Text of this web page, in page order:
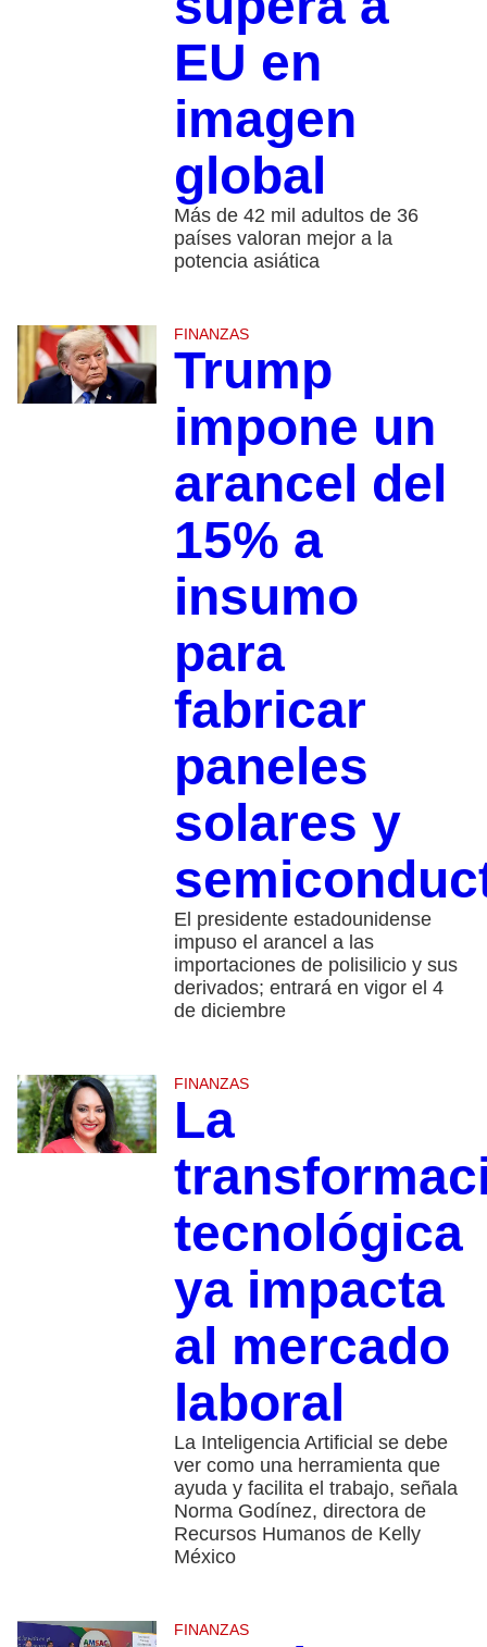
EU en
imagen
global
Más de 42 mil adultos de 36
países valoran mejor a la
potencia asiática
FINANZAS
Trump
impone un
arancel del
15% a
insumo
para
fabricar
paneles
solares y
El presidente estadounidense
impuso el arancel a las
importaciones de polisilicio y sus
derivados; entrará en vigor el 4
de diciembre
FINANZAS
La
tecnológica
ya impacta
al mercado
laboral
La Inteligencia Artificial se debe
ver como una herramienta que
ayuda y facilita el trabajo, señala
Norma Godínez, directora de
Recursos Humanos de Kelly
México
FINANZAS